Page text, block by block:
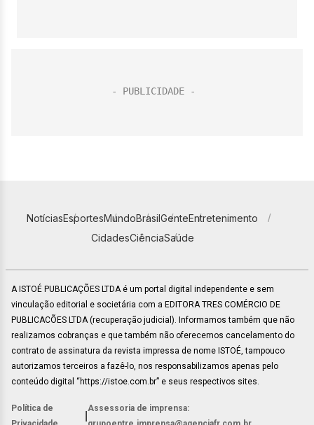
NotíciasEsportesMundoBrasilGenteEntretenimento
CidadesCiênciaSaúde
A ISTOÉ PUBLICAÇÕES LTDA é um portal digital independente e sem
vinculação editorial e societária com a EDITORA TRES COMÉRCIO DE
PUBLICACÕES LTDA (recuperação judicial). Informamos também que não
realizamos cobranças e que também não oferecemos cancelamento do
contrato de assinatura da revista impressa de nome ISTOÉ, tampouco
autorizamos terceiros a fazê-lo, nos responsabilizamos apenas pelo
conteúdo digital “https://istoe.com.br” e seus respectivos sites.
Política de
Assessoria de imprensa: